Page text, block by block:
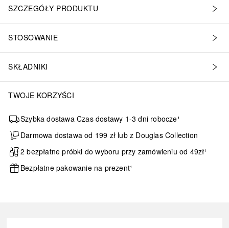
SZCZEGÓŁY PRODUKTU
STOSOWANIE
SKŁADNIKI
TWOJE KORZYŚCI
Szybka dostawa Czas dostawy 1-3 dni robocze¹
Darmowa dostawa od 199 zł lub z Douglas Collection
2 bezpłatne próbki do wyboru przy zamówieniu od 49zł¹
Bezpłatne pakowanie na prezent¹